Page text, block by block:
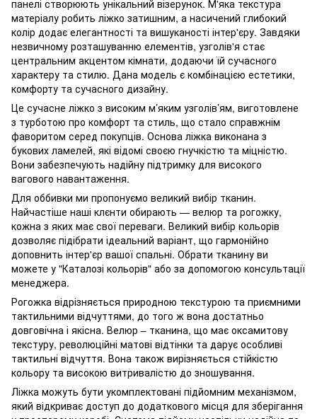
панелі створюють унікальний візерунок. М'яка текстура
матеріалу робить ліжко затишним, а насичений глибокий
колір додає елегантності та вишуканості інтер'єру. Завдяки
незвичному розташуванню елементів, узголів'я стає
центральним акцентом кімнати, додаючи їй сучасного
характеру та стилю. Дана модель є комбінацією естетики,
комфорту та сучасного дизайну.
Це сучасне ліжко з високим м’яким узголів’ям, виготовлене
з турботою про комфорт та стиль, що стало справжнім
фаворитом серед покупців. Основа ліжка виконана з
букових ламелей, які відомі своєю гнучкістю та міцністю.
Вони забезпечують надійну підтримку для високого
вагового навантаження.
Для оббивки ми пропонуємо великий вибір тканин.
Найчастіше наші клєнти обирають — велюр та рогожку,
кожна з яких має свої переваги. Великий вибір кольорів
дозволяє підібрати ідеальний варіант, що гармонійно
доповнить інтер'єр вашої спальні. Обрати тканину ви
можете у "Каталозі кольорів" або за допомогою консультації
менеджера.
Рогожка відрізняється природною текстурою та приємними
тактильними відчуттями, до того ж вона достатньо
довговічна і якісна. Велюр – тканина, що має оксамитову
текстуру, революційні матові відтінки та дарує особливі
тактильні відчуття. Вона також вирізняється стійкістю
кольору та високою витривалістю до зношування.
Ліжка можуть бути укомплектовані підйомним механізмом,
який відкриває доступ до додаткового місця для зберігання